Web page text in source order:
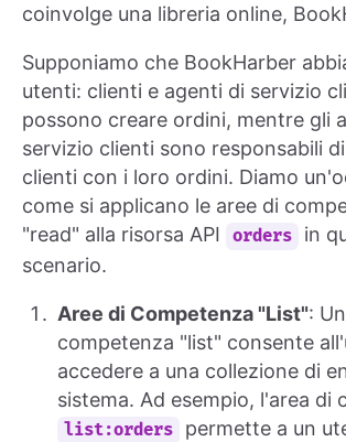
coinvolge una libreria online,
Supponiamo che BookHarber
utenti: clienti e agenti di servizio
possono creare ordini, mentre gli
servizio clienti sono responsabili
clienti con i loro ordini. Diamo
come si applicano le aree di
"read" alla risorsa API
orders
in
scenario.
Aree di Competenza "List":
competenza "list" consente
accedere a una collezione di
sistema. Ad esempio, l'area di
list:orders
permette a un